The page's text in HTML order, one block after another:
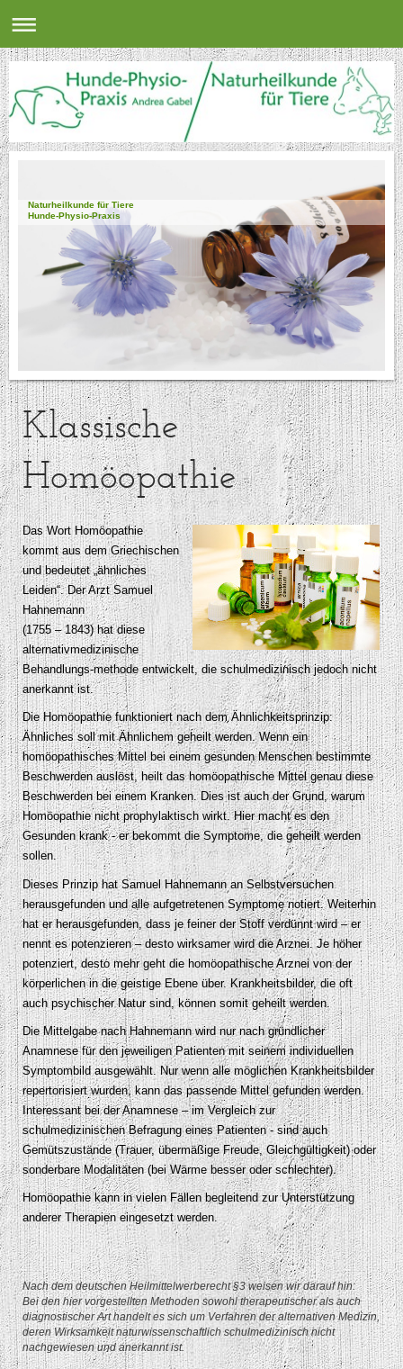
Naturheilkunde für Tiere
Hunde-Physio-Praxis
Klassische
Homöopathie
Das Wort Homöopathie
kommt aus dem Griechischen
und bedeutet „ähnliches
Leiden“. Der Arzt Samuel
Hahnemann
(1755 – 1843) hat diese
alternativmedizinische
Behandlungs-methode entwickelt, die schulmedizinisch jedoch nicht
anerkannt ist.
Die Homöopathie funktioniert nach dem Ähnlichkeitsprinzip:
Ähnliches soll mit Ähnlichem geheilt werden. Wenn ein
homöopathisches Mittel bei einem gesunden Menschen bestimmte
Beschwerden auslöst, heilt das homöopathische Mittel genau diese
Beschwerden bei einem Kranken. Dies ist auch der Grund, warum
Homöopathie nicht prophylaktisch wirkt. Hier macht es den
Gesunden krank - er bekommt die Symptome, die geheilt werden
sollen.
Dieses Prinzip hat Samuel Hahnemann an Selbstversuchen
herausgefunden und alle aufgetretenen Symptome notiert. Weiterhin
hat er herausgefunden, dass je feiner der Stoff verdünnt wird – er
nennt es potenzieren – desto wirksamer wird die Arznei. Je höher
potenziert, desto mehr geht die homöopathische Arznei von der
körperlichen in die geistige Ebene über. Krankheitsbilder, die oft
auch psychischer Natur sind, können somit geheilt werden.
Die Mittelgabe nach Hahnemann wird nur nach gründlicher
Anamnese für den jeweiligen Patienten mit seinem individuellen
Symptombild ausgewählt. Nur wenn alle möglichen Krankheitsbilder
repertorisiert wurden, kann das passende Mittel gefunden werden.
Interessant bei der Anamnese – im Vergleich zur
schulmedizinischen Befragung eines Patienten - sind auch
Gemütszustände (Trauer, übermäßige Freude, Gleichgültigkeit) oder
sonderbare Modalitäten (bei Wärme besser oder schlechter).
Homöopathie kann in vielen Fällen begleitend zur Unterstützung
anderer Therapien eingesetzt werden.
Nach dem deutschen Heilmittelwerberecht §3 weisen wir darauf hin:
Bei den hier vorgestellten Methoden sowohl therapeutischer als auch
diagnostischer Art handelt es sich um Verfahren der alternativen Medizin,
deren Wirksamkeit naturwissenschaftlich schulmedizinisch nicht
nachgewiesen und anerkannt ist.